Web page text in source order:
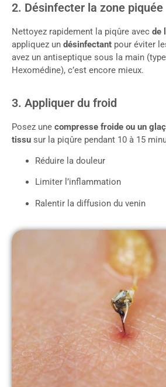
2. Désinfecter la zone piquée
Nettoyez rapidement la piqûre avec de
appliquez un désinfectant pour éviter
avez un antiseptique sous la main
Hexomédine), c’est encore mieux.
3. Appliquer du froid
Posez une compresse froide ou un
tissu sur la piqûre pendant 10 à 15
Réduire la douleur
Limiter l’inflammation
Ralentir la diffusion du venin